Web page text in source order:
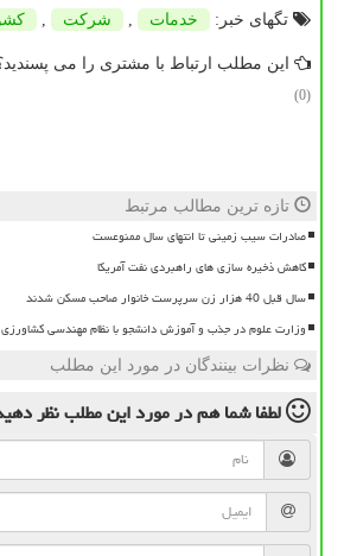
تگهای خبر:
خدمات , شركت ,
این مطلب ارتباط با مشتری را می
(0)
تازه ترین مطالب مرتبط
صادرات سیب زمینی تا انتهای سال ممنوعست
کاهش ذخیره سازی های راهبردی نفت آمریکا
سال قبل 40 هزار زن سرپرست خانوار صاحب مسکن شدند
وزارت علوم در جذب و آموزش دانشجو با نظام مهندسی
نظرات بینندگان در مورد این مطلب
لطفا شما همدر مورد این مطلبنظر